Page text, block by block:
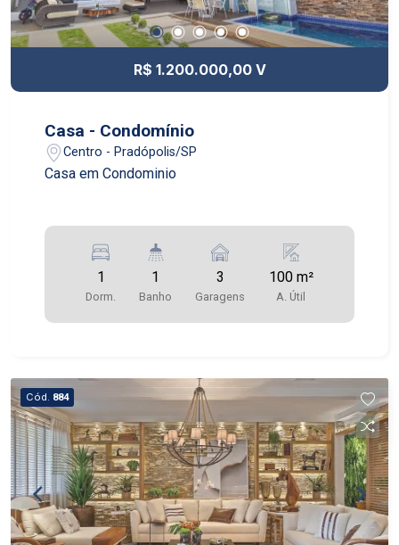
R$ 1.200.000,00 V
Casa - Condomínio
Centro - Pradópolis/SP
Casa em Condominio
1
Dorm.
1
Banho
3
Garagens
100 m²
A. Útil
Cód. 884